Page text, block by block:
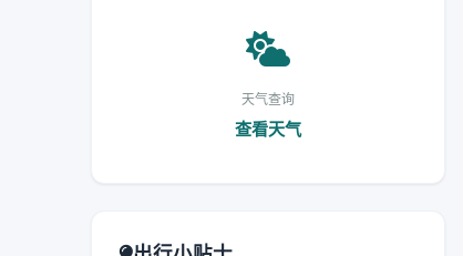
天气查询
查看天气